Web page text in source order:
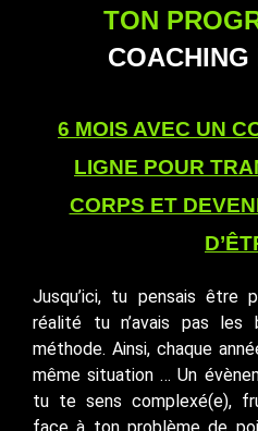
TON
6 MOIS AVEC UN
LIGNE POUR
CORPS ET
Jusqu’ici, tu pensais être
réalité tu n’avais pas les
méthode. Ainsi, chaque
même situation … Un
tu te sens complexé(e),
face à ton problème de